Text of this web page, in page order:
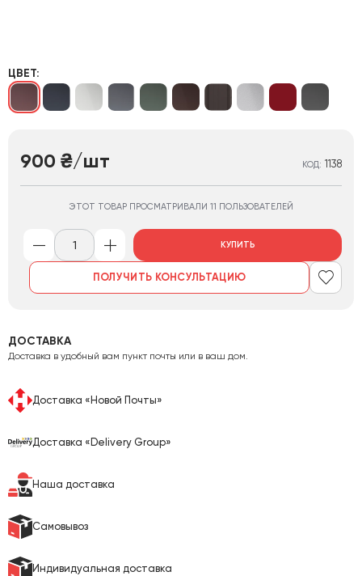
ЦВЕТ:
900 ₴/шт КОД: 1138
ЭТОТ ТОВАР ПРОСМАТРИВАЛИ 11 ПОЛЬЗОВАТЕЛЕЙ
КУПИТЬ
ПОЛУЧИТЬ КОНСУЛЬТАЦИЮ
ДОСТАВКА
Доставка в удобный вам пункт почты или в ваш дом.
Доставка «Новой Почты»
Доставка «Delivery Group»
Наша доставка
Самовывоз
Индивидуальная доставка